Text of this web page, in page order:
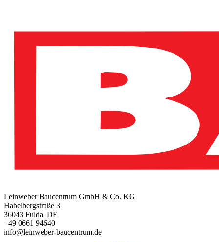
Leinweber Baucentrum GmbH & Co. KG
Habelbergstraße 3
36043 Fulda, DE
+49 0661 94640
info@leinweber-baucentrum.de